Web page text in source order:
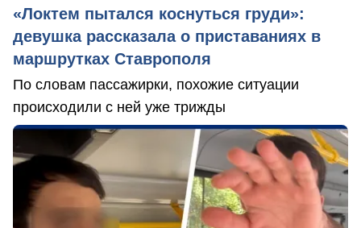
«Локтем пытался коснуться груди»:
девушка рассказала о приставаниях в
маршрутках Ставрополя
По словам пассажирки, похожие ситуации
происходили с ней уже трижды